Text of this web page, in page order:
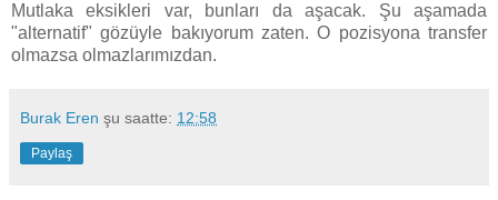
Mutlaka eksikleri var, bunları da aşacak. Şu aşamada
"alternatif" gözüyle bakıyorum zaten. O pozisyona transfer
olmazsa olmazlarımızdan.
Burak Eren şu saatte: 12:58
Paylaş